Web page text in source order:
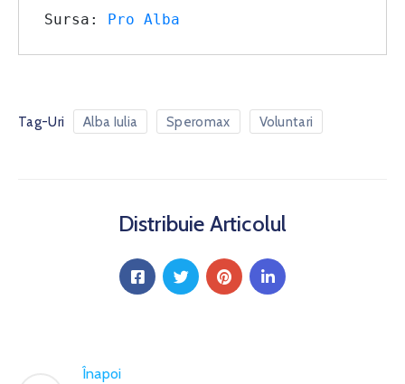
Sursa: Pro Alba
Tag-Uri Alba Iulia Speromax Voluntari
Distribuie Articolul
Înapoi